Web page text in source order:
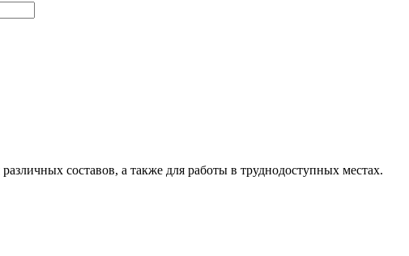
составов, а также для работы в труднодоступных местах.